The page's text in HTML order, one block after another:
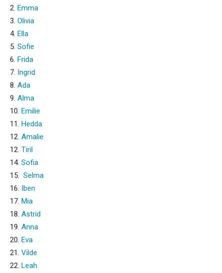
2. Emma
3. Olivia
4. Ella
5. Sofie
6. Frida
7. Ingrid
8. Ada
9. Alma
10. Emilie
11. Hedda
12. Amalie
12. Tiril
14. Sofia
15. Selma
16. Iben
17. Mia
18. Astrid
19. Anna
20. Eva
21. Vilde
22. Leah